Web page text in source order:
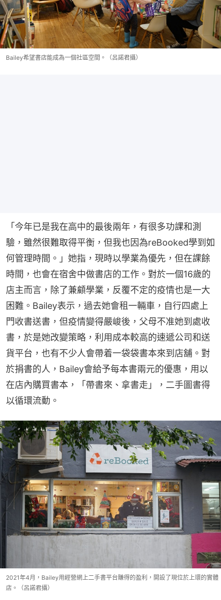
Bailey希望書店能成為一個社區空間。（呂諾君攝）
「今年已是我在高中的最後兩年，有很多功課和測
驗，雖然很難取得平衡，但我也因為reBooked學到如
何管理時間。」她指，現時以學業為優先，但在課餘
時間，也會在宿舍中做書店的工作。對於一個16歲的
店主而言，除了兼顧學業，反覆不定的疫情也是一大
困難。Bailey表示，過去她會租一輛車，自行四處上
門收書送書，但疫情變得嚴峻後，父母不准她到處收
書，於是她改變策略，利用成本較高的速遞公司和送
貨平台，也有不少人會帶着一袋袋書本來到店舖。對
於捐書的人，Bailey會給予每本書兩元的優惠，用以
在店內購買書本，「帶書來、拿書走」，二手圖書得
以循環流動。
2021年4月，Bailey用經營網上二手書平台賺得的盈利，開設了現位於上環的實體
店。（呂諾君攝）